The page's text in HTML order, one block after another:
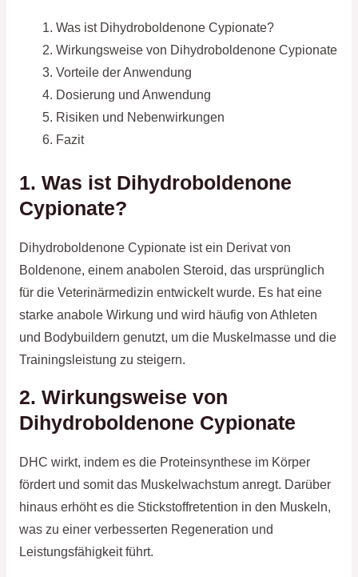
Was ist Dihydroboldenone Cypionate?
Wirkungsweise von Dihydroboldenone Cypionate
Vorteile der Anwendung
Dosierung und Anwendung
Risiken und Nebenwirkungen
Fazit
1. Was ist Dihydroboldenone
Cypionate?
Dihydroboldenone Cypionate ist ein Derivat von
Boldenone, einem anabolen Steroid, das ursprünglich
für die Veterinärmedizin entwickelt wurde. Es hat eine
starke anabole Wirkung und wird häufig von Athleten
und Bodybuildern genutzt, um die Muskelmasse und die
Trainingsleistung zu steigern.
2. Wirkungsweise von
Dihydroboldenone Cypionate
DHC wirkt, indem es die Proteinsynthese im Körper
fördert und somit das Muskelwachstum anregt. Darüber
hinaus erhöht es die Stickstoffretention in den Muskeln,
was zu einer verbesserten Regeneration und
Leistungsfähigkeit führt.